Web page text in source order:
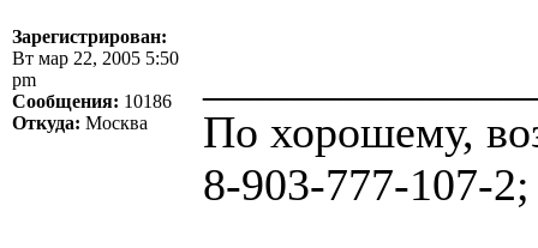
Зарегистрирован:
Вт мар 22, 2005 5:50
pm
Сообщения: 10186
Откуда: Москва
По хорошему,
8-903-777-107-